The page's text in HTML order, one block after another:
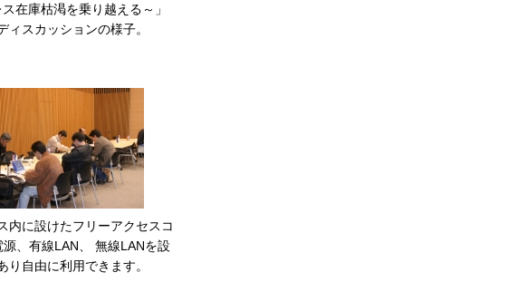
在庫枯渇を乗り越える～」
ィスカッションの様子。
内に設けたフリーアクセスコ
源、有線LAN、 無線LANを設
り自由に利用できます。